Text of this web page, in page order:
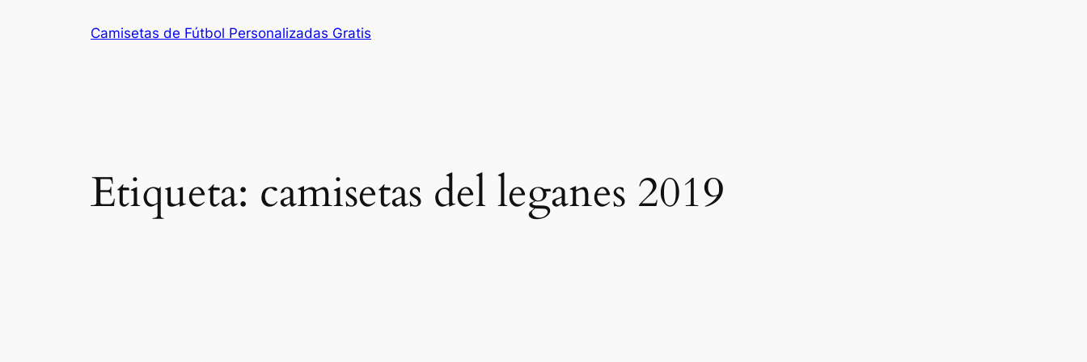
Camisetas de Fútbol Personalizadas Gratis
Etiqueta: camisetas del leganes 2019